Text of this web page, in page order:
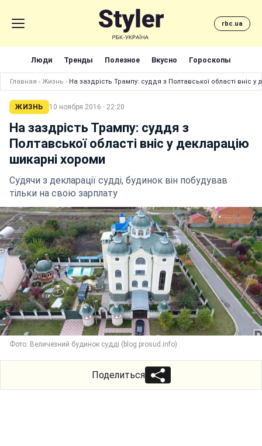
rbc.ua
Люди Тренды Полезное Вкусно Гороскопы
Главная › Жизнь › На заздрість Трампу: суддя з Полтавської області вніс
ЖИЗНЬ 10 ноября 2016 · 22:20
На заздрість Трампу: суддя з
Полтавської області вніс у декларацію
шикарні хороми
Судячи з декларації судді, будинок він побудував
тільки на свою зарплату
Фото: Величезний будинок судді (blog.prosud.info)
Поделиться